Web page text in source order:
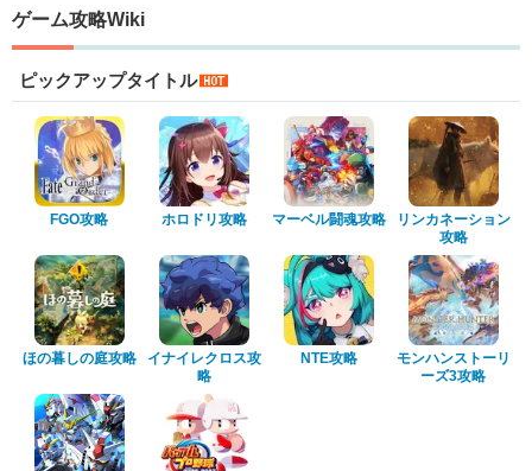
ゲーム攻略Wiki
ピックアップタイトル
FGO攻略 ホロドリ攻略 マーベル闘魂攻略
リンカネーション
攻略
ほの暮しの庭攻略
イナイレクロス攻
略
NTE攻略
モンハンストーリ
ーズ3攻略